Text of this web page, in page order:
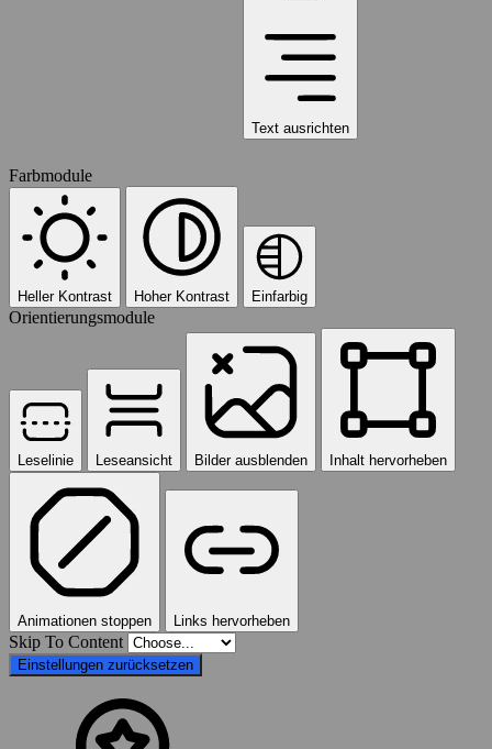
Text ausrichten
Farbmodule
Heller Kontrast Hoher Kontrast Einfarbig
Orientierungsmodule
Leselinie Leseansicht Bilder ausblenden Inhalt hervorheben
Animationen stoppen Links hervorheben
Skip To Content
Einstellungen zurücksetzen